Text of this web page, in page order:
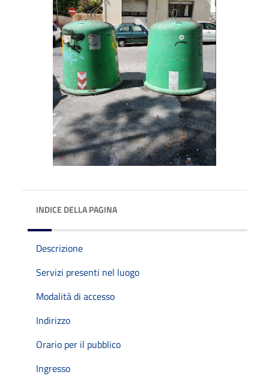
INDICE DELLA PAGINA
Descrizione
Servizi presenti nel luogo
Modalità di accesso
Indirizzo
Orario per il pubblico
Ingresso